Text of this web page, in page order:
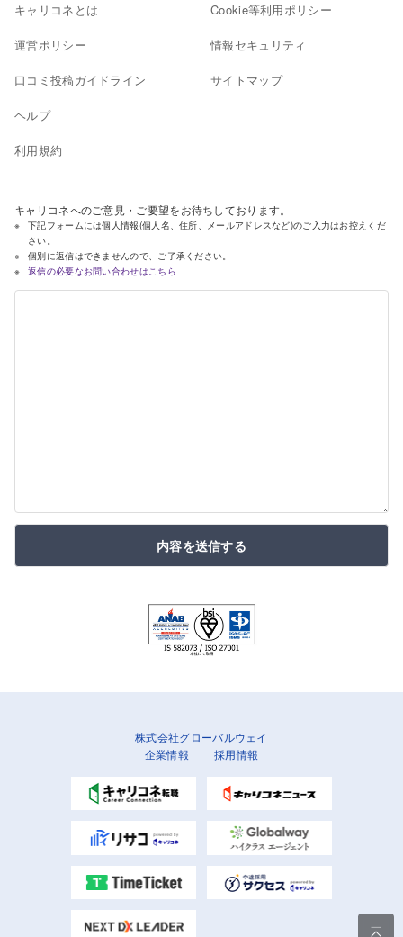
キャリコネとは
運営ポリシー
口コミ投稿ガイドライン
ヘルプ
利用規約
Cookie等利用ポリシー
情報セキュリティ
サイトマップ
キャリコネへのご意見・ご要望をお待ちしております。
下記フォームには個人情報(個人名、住所、メールアドレスなど)のご入力はお控えくだ
さい。
個別に返信はできませんので、ご了承ください。
返信の必要なお問い合わせはこちら
内容を送信する
株式会社グローバルウェイ
企業情報 | 採用情報
